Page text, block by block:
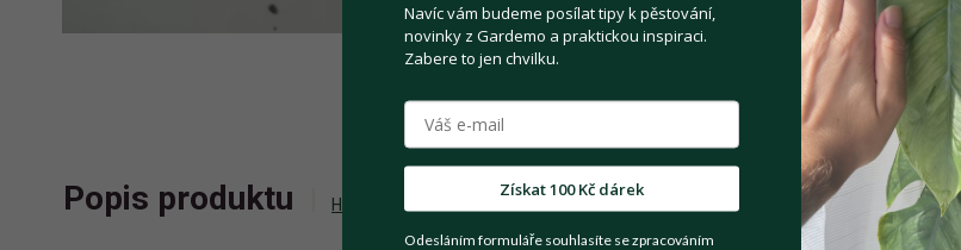
Twitter
Pokojové rostliny
Popis produktu Historie příhozů
Navíc vám budeme posílat tipy k pěstování,
novinky z Gardemo a praktickou inspiraci.
Zabere to jen chvilku.
Získat 100 Kč dárek
Odesláním formuláře souhlasíte se zpracováním